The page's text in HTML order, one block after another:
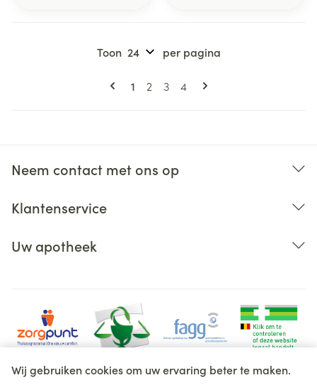
Wij gebruiken cookies om uw ervaring beter te maken.
Pagina's
U lees momenteel pagina
1 Pagina
2 Pagina
3 Pagina
4
Toon per pagina
Neem contact met ons op
Klantenservice
Uw apotheek